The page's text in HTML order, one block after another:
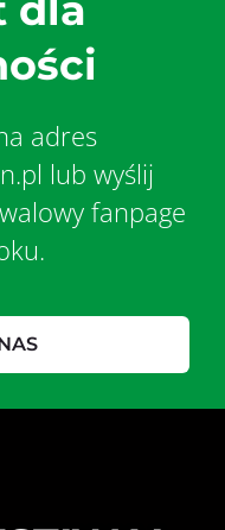
adres
lub wyślij
fanpage